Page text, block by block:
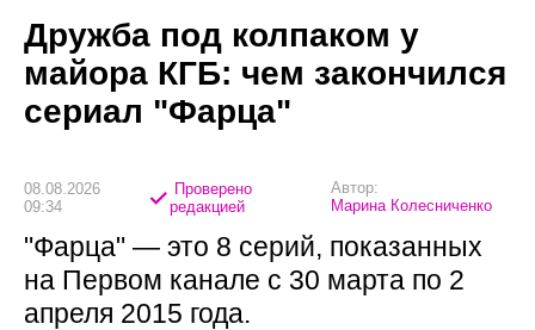
Дружба под колпаком у
майора КГБ: чем закончился
сериал "Фарца"
08.08.2026
09:34
Проверено
редакцией
Автор:
Марина Колесниченко
"Фарца" — это 8 серий, показанных
на Первом канале с 30 марта по 2
апреля 2015 года.